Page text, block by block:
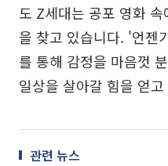
도 Z세대는 공포 영화
을 찾고 있습니다. '언젠
를 통해 감정을 마음껏
일상을 살아갈 힘을 얻
관련 뉴스